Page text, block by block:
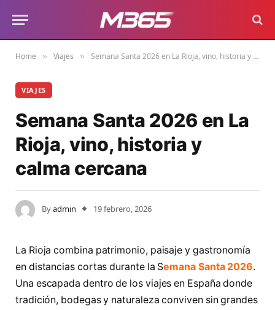
Home » Viajes » Semana Santa 2026 en La Rioja, vino, historia y calma cercana
VIAJES
Semana Santa 2026 en La
Rioja, vino, historia y
calma cercana
Byadmin 19 febrero, 2026
La Rioja combina patrimonio, paisaje y gastronomía
en distancias cortas durante la Semana Santa 2026.
Una escapada dentro de los viajes en España donde
tradición, bodegas y naturaleza conviven sin grandes